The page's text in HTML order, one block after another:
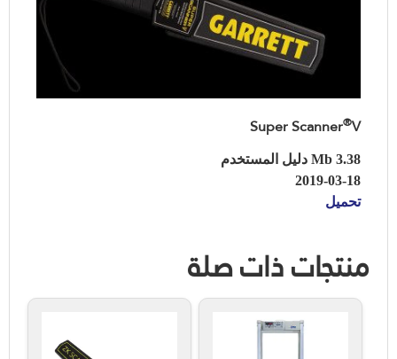
Super Scanner®V
3.38 Mb دليل المستخدم
2019-03-18
تحميل
منتجات ذات صلة